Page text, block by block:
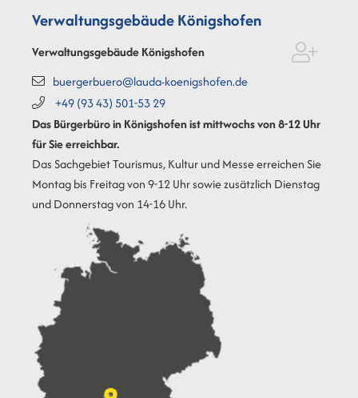
Verwaltungsgebäude Königshofen
Verwaltungsgebäude Königshofen
buergerbuero@lauda-koenigshofen.de
+49 (9343) 501-5329
Das Bürgerbüro in Königshofen ist mittwochs von 8-12 Uhr
für Sie erreichbar.
Das Sachgebiet Tourismus, Kultur und Messe erreichen Sie
Montag bis Freitag von 9-12 Uhr sowie zusätzlich Dienstag
und Donnerstag von 14-16 Uhr.